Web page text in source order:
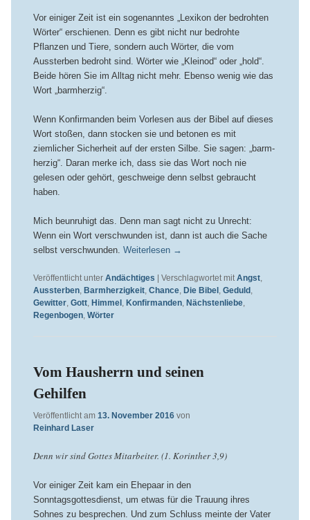
Vor einiger Zeit ist ein sogenanntes „Lexikon der bedrohten
Wörter“ erschienen. Denn es gibt nicht nur bedrohte
Pflanzen und Tiere, sondern auch Wörter, die vom
Aussterben bedroht sind. Wörter wie „Kleinod“ oder „hold“.
Beide hören Sie im Alltag nicht mehr. Ebenso wenig wie das
Wort „barmherzig“.
Wenn Konfirmanden beim Vorlesen aus der Bibel auf dieses
Wort stoßen, dann stocken sie und betonen es mit
ziemlicher Sicherheit auf der ersten Silbe. Sie sagen: „barm-
herzig“. Daran merke ich, dass sie das Wort noch nie
gelesen oder gehört, geschweige denn selbst gebraucht
haben.
Mich beunruhigt das. Denn man sagt nicht zu Unrecht:
Wenn ein Wort verschwunden ist, dann ist auch die Sache
selbst verschwunden. Weiterlesen →
Veröffentlicht unter Andächtiges Verschlagwortet mit Angst,
Aussterben, Barmherzigkeit, Chance, Die Bibel , Geduld ,
Gewitter, Gott, Himmel , Konfirmanden, Nächstenliebe,
Regenbogen, Wörter
Vom Hausherrn und seinen
Gehilfen
Veröffentlicht am 13. November 2016 von
Reinhard Laser
Denn wir sind Gottes Mitarbeiter. (1. Korinther 3,9)
Vor einiger Zeit kam ein Ehepaar in den
Sonntagsgottesdienst, um etwas für die Trauung ihres
Sohnes zu besprechen. Und zum Schluss meinte der Vater